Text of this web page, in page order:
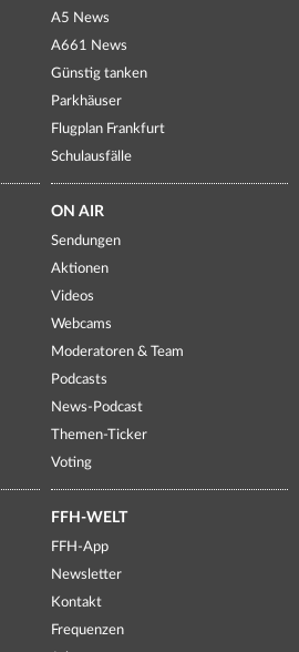
A5 News
A661 News
Günstig tanken
Parkhäuser
Flugplan Frankfurt
Schulausfälle
ON AIR
Sendungen
Aktionen
Videos
Webcams
Moderatoren & Team
Podcasts
News-Podcast
Themen-Ticker
Voting
FFH-WELT
FFH-App
Newsletter
Kontakt
Frequenzen